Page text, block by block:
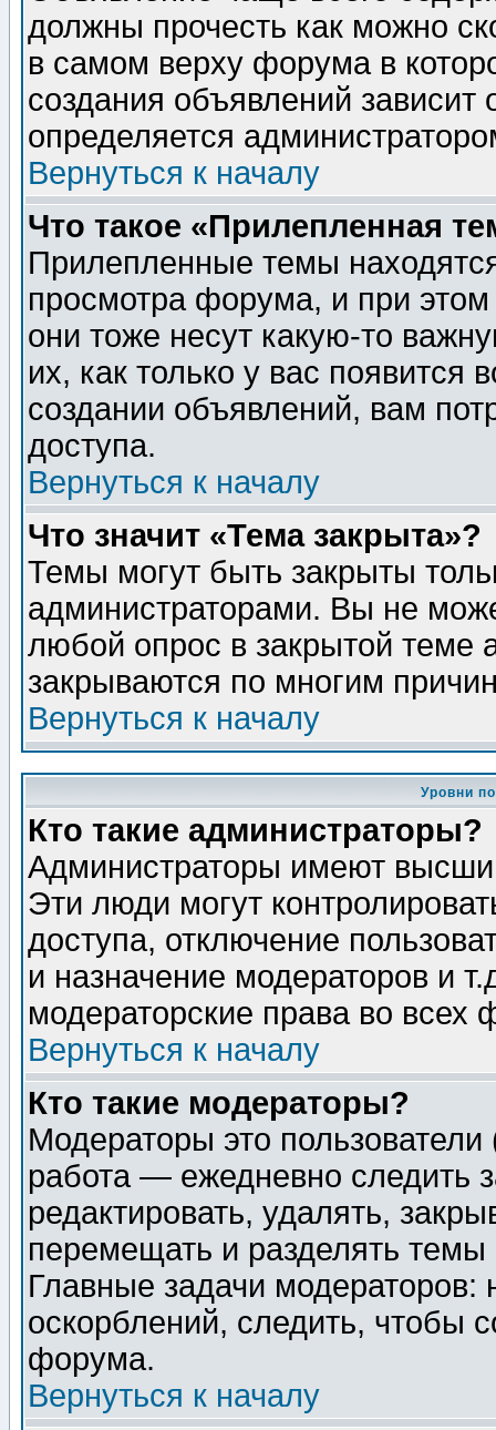
должны прочесть как можно
в самом верху форума в
создания объявлений зависит
определяется
Вернуться к началу
Что такое «Прилепленная
Прилепленные темы
просмотра форума, и при
они тоже несут какую-то
их, как только у вас появится
создании объявлений, вам
доступа.
Вернуться к началу
Что значит «Тема закрыта»?
Темы могут быть закрыты
администраторами. Вы не
любой опрос в закрытой теме
закрываются по многим
Вернуться к началу
Уровни
Кто такие администраторы?
Администраторы имеют
Эти люди могут
доступа, отключение
и назначение модераторов и
модераторские права во всех
Вернуться к началу
Кто такие модераторы?
Модераторы это
работа — ежедневно следить
редактировать, удалять,
перемещать и разделять
Главные задачи
оскорблений, следить, чтобы
форума.
Вернуться к началу